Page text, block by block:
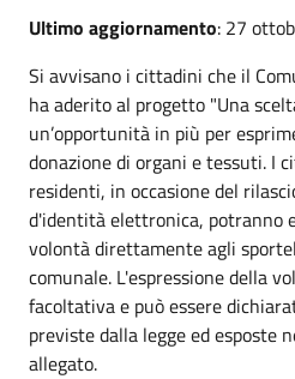
Ultimo aggiornamento: 27
Si avvisano i cittadini che il
ha aderito al progetto "Una
un’opportunità in più per
donazione di organi e tessuti. I
residenti, in occasione del
d'identità elettronica, potranno
volontà direttamente agli
comunale. L'espressione della
facoltativa e può essere
previste dalla legge ed esposte
allegato.